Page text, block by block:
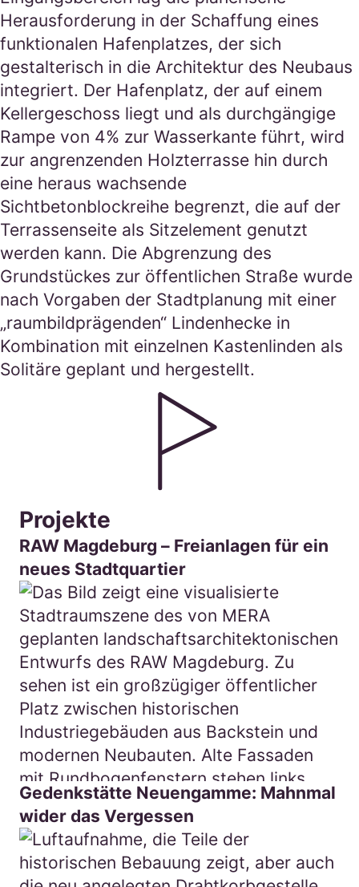
Herausforderung in der Schaffung eines
funktionalen Hafenplatzes, der sich
gestalterisch in die Architektur des Neubaus
integriert. Der Hafenplatz, der auf einem
Kellergeschoss liegt und als durchgängige
Rampe von 4% zur Wasserkante führt, wird
zur angrenzenden Holzterrasse hin durch
eine heraus wachsende
Sichtbetonblockreihe begrenzt, die auf der
Terrassenseite als Sitzelement genutzt
werden kann. Die Abgrenzung des
Grundstückes zur öffentlichen Straße wurde
nach Vorgaben der Stadtplanung mit einer
„raumbildprägenden“ Lindenhecke in
Kombination mit einzelnen Kastenlinden als
Solitäre geplant und hergestellt.
Projekte
RAW Magdeburg – Freianlagen für ein
neues Stadtquartier
Gedenkstätte Neuengamme: Mahnmal
wider das Vergessen